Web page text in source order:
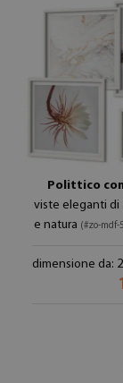
Polittico
viste eleganti di
e natura (#zo-mdf-
dimensione da: